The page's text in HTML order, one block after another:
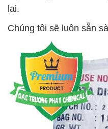
lai.
Chúng tôi sẽ luôn sẵn